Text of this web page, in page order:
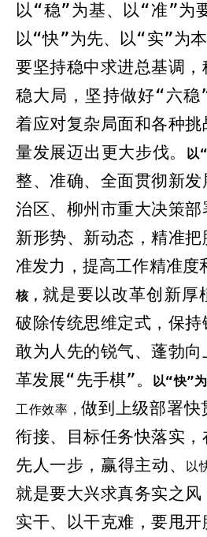
以“稳”为基、以“准”为
以“快”为先、以“实”为本
要坚持稳中求进总基调，
稳大局，坚持做好“六
着应对复杂局面和各种
量发展迈出更大步伐。
以
整、准确、全面贯彻新发
治区、柳州市重大决策
新形势、新动态，精准
准发力，提高工作精准度
核，就是要以改革创新厚
破除传统思维定式，保持
敢为人先的锐气、蓬勃
革发展“先手棋”。
以“快”
工作效率，做到上级部署快
衔接、目标任务快落实
先人一步， 赢得主动、 以
就是要大兴求真务实之
实干、以干克难，要甩